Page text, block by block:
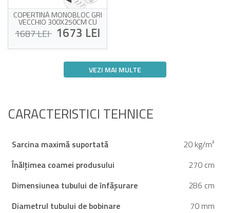
COPERTINĂ MONOBLOC GRI
VECCHIO 300X250CM CU
FIXARE PE TAVAN
1687 LEI 1673 LEI
montare pe tavan
calitate, 320 g/m²
La tine acasă de la 24/08!
VEZI MAI MULTE
CARACTERISTICI TEHNICE
Sarcina maximă suportată
20 kg/m²
Înălțimea coamei produsului
270 cm
Dimensiunea tubului de înfăşurare
286 cm
Diametrul tubului de bobinare
70 mm